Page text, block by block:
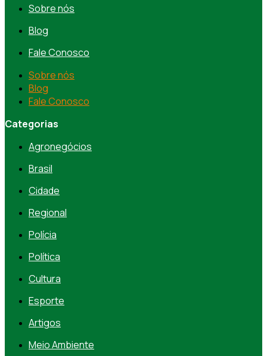
Sobre nós
Blog
Fale Conosco
Sobre nós
Blog
Fale Conosco
Categorias
Agronegócios
Brasil
Cidade
Regional
Polícia
Política
Cultura
Esporte
Artigos
Meio Ambiente